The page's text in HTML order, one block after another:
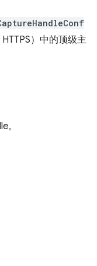
）中的顶级主
。